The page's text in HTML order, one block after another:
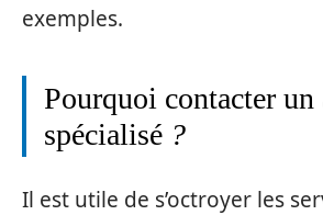
exemples.
Pourquoi contacter un
spécialisé ?
Il est utile de s’octroyer les